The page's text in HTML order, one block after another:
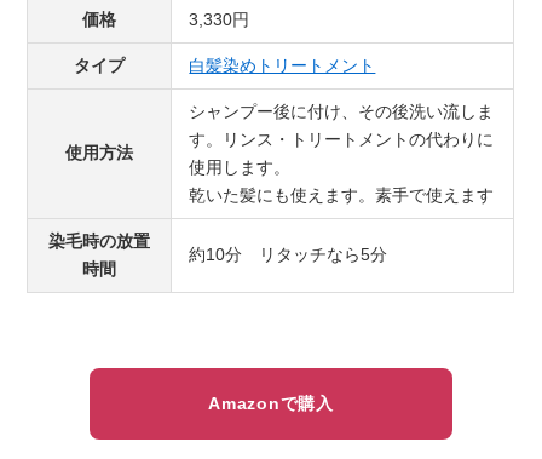
価格 3,330円
タイプ 白髪染めトリートメント
使用方法
シャンプー後に付け、その後洗い流しま
す。リンス・トリートメントの代わりに
使用します。
乾いた髪にも使えます。素手で使えます
染毛時の放置
時間
約10分 リタッチなら5分
Amazonで購入